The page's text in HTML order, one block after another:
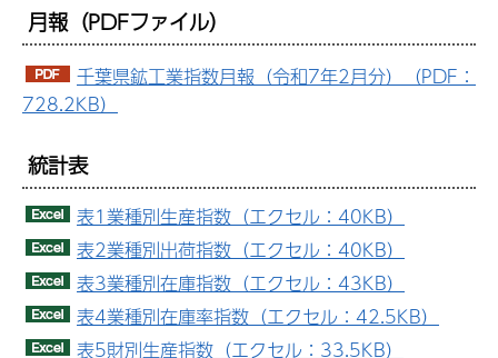
月報（PDFファイル）
千葉県鉱工業指数月報（令和7年2月分）（PDF：
728.2KB）
統計表
表1業種別生産指数（エクセル：40KB）
表2業種別出荷指数（エクセル：40KB）
表3業種別在庫指数（エクセル：43KB）
表4業種別在庫率指数（エクセル：42.5KB）
表5財別生産指数（エクセル：33.5KB）